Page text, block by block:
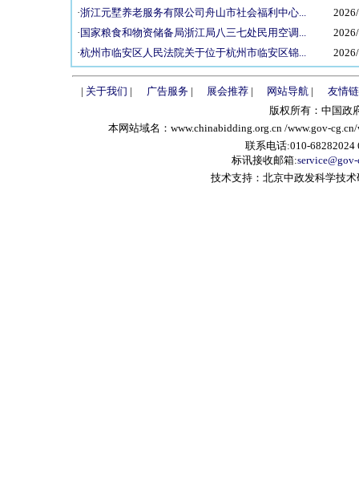
·浙江元墅养老服务有限公司舟山市社会福利中心...
· 国家粮食和物资储备局浙江局八三七处民用空调...
·杭州市临安区人民法院关于位于杭州市临安区锦...
| 关于我们 | 广告服务| 展会推荐| 网站导航 |
友情
版权所有：中国政
本网站域名：www.chinabidding.org.cn /www.gov-
联系电话:010-68282024
标讯接收邮箱:
技术支持：北京中政发科学技